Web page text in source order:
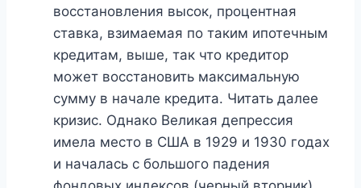
восстановления высок, процентная
ставка, взимаемая по таким ипотечным
кредитам, выше, так что кредитор
может восстановить максимальную
сумму в начале кредита. Читать далее
кризис. Однако Великая депрессия
имела место в США в 1929 и 1930 годах
и началась с большого падения